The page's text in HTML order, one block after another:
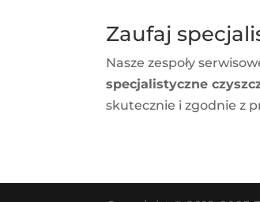
Zaufaj
Nasze zespoły
specjalistyczne
skutecznie i zgodnie z